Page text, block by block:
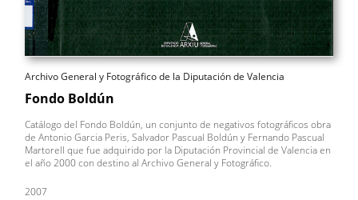
Archivo General y Fotográfico de la Diputación de Valencia
Fondo Boldún
Catálogo del Fondo Boldún, un conjunto de negativos fotográficos obra
de Antonio Garcia Peris, Salvador Pascual Boldún y Fernando Pascual
Martorell que fue adquirido por la Diputación Provincial de Valencia en
el año 2000 con destino al Archivo General y Fotográfico.
2007